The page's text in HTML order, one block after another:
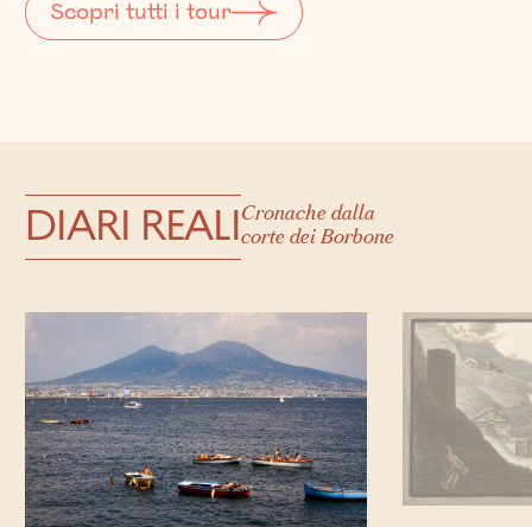
Scopri tutti i tour
DIARI REALICronache dalla
corte dei Borbone